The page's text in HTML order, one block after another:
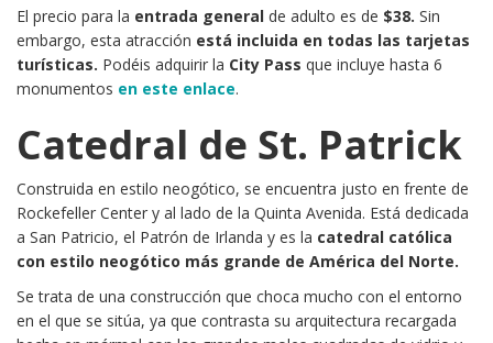
El precio para la entrada general de adulto es de $38. Sin
embargo, esta atracción está incluida en todas las tarjetas
turísticas. Podéis adquirir la City Pass que incluye hasta 6
monumentos en este enlace.
Catedral de St. Patrick
Construida en estilo neogótico, se encuentra justo en frente de
Rockefeller Center y al lado de la Quinta Avenida. Está dedicada
a San Patricio, el Patrón de Irlanda y es la catedral católica
con estilo neogótico más grande de América del Norte.
Se trata de una construcción que choca mucho con el entorno
en el que se sitúa, ya que contrasta su arquitectura recargada